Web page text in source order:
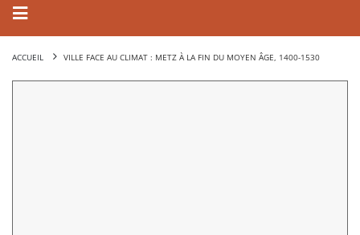
ACCUEIL VILLE FACE AU CLIMAT : METZ À LA FIN DU MOYEN ÂGE, 1400-1530